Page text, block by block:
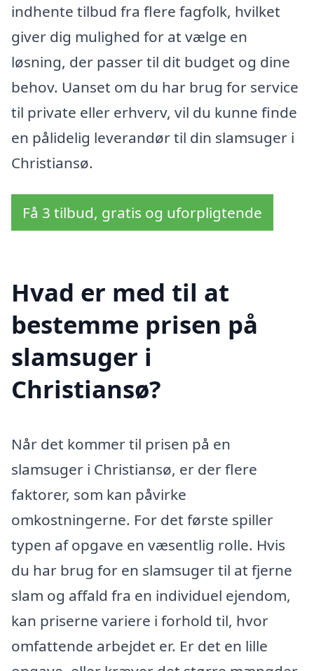
indhente tilbud fra flere fagfolk, hvilket
giver dig mulighed for at vælge en
løsning, der passer til dit budget og dine
behov. Uanset om du har brug for service
til private eller erhverv, vil du kunne finde
en pålidelig leverandør til din slamsuger i
Christiansø.
Få 3 tilbud, gratis og uforpligtende
Hvad er med til at
bestemme prisen på
slamsuger i
Christiansø?
Når det kommer til prisen på en
slamsuger i Christiansø, er der flere
faktorer, som kan påvirke
omkostningerne. For det første spiller
typen af opgave en væsentlig rolle. Hvis
du har brug for en slamsuger til at fjerne
slam og affald fra en individuel ejendom,
kan priserne variere i forhold til, hvor
omfattende arbejdet er. Er det en lille